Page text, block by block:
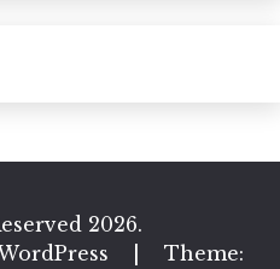
2026.
Theme: